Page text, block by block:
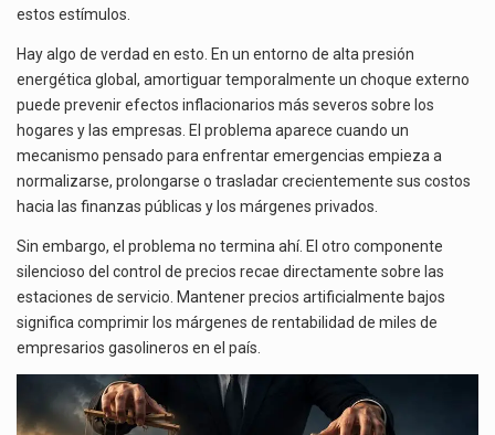
estos estímulos.
Hay algo de verdad en esto. En un entorno de alta presión
energética global, amortiguar temporalmente un choque externo
puede prevenir efectos inflacionarios más severos sobre los
hogares y las empresas. El problema aparece cuando un
mecanismo pensado para enfrentar emergencias empieza a
normalizarse, prolongarse o trasladar crecientemente sus costos
hacia las finanzas públicas y los márgenes privados.
Sin embargo, el problema no termina ahí. El otro componente
silencioso del control de precios recae directamente sobre las
estaciones de servicio. Mantener precios artificialmente bajos
significa comprimir los márgenes de rentabilidad de miles de
empresarios gasolineros en el país.